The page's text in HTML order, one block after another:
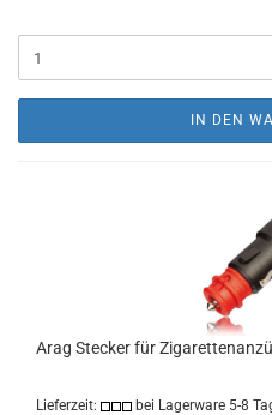
IN DEN
Arag Stecker für
Lieferzeit: bei Lagerware 5-8